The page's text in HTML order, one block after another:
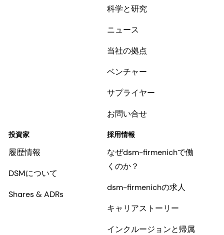
科学と研究
ニュース
当社の拠点
ベンチャー
サプライヤー
お問い合せ
投資家
履歴情報
DSMについて
Shares & ADRs
採用情報
なぜdsm-firmenichで働
くのか？
dsm-firmenichの求人
キャリアストーリー
インクルージョンと帰属